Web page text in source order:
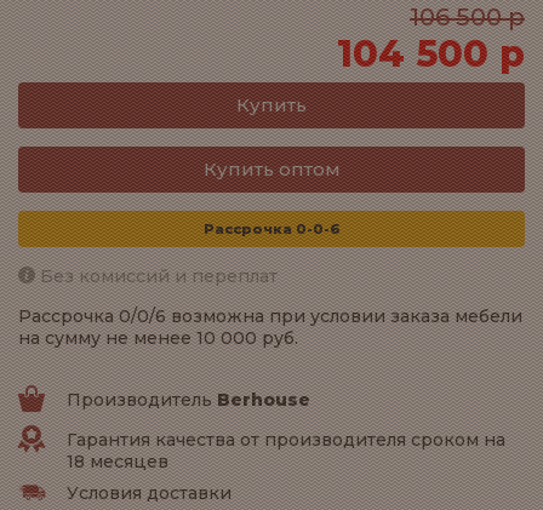
106 500 р
104 500 р
Купить оптом
Рассрочка 0-0-6
Без комиссий и переплат
Рассрочка 0/0/6 возможна при условии заказа мебели
на сумму не менее 10 000 руб.
ПроизводительBerhouse
Гарантия качества от производителя сроком на
18 месяцев
Условия доставки